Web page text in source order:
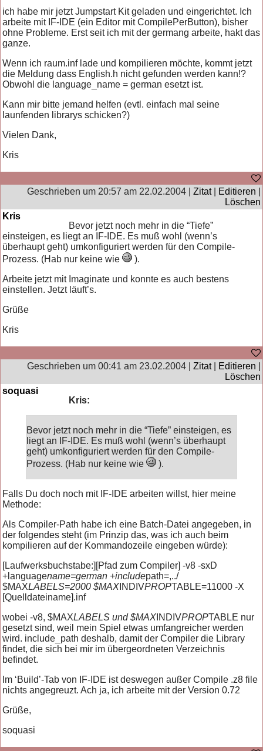
ich habe mir jetzt Jumpstart Kit geladen und eingerichtet. Ich
arbeite mit IF-IDE (ein Editor mit CompilePerButton), bisher
ohne Probleme. Erst seit ich mit der germang arbeite, hakt das
ganze.
Wenn ich raum.inf lade und kompilieren möchte, kommt jetzt
die Meldung dass English.h nicht gefunden werden kann!?
Obwohl die language_name = german esetzt ist.
Kann mir bitte jemand helfen (evtl. einfach mal seine
launfenden librarys schicken?)
Vielen Dank,
Kris
Geschrieben um 20:57 am 22.02.2004 | Zitat| Editieren
Löschen
Kris
Bevor jetzt noch mehr in die “Tiefe”
einsteigen, es liegt an IF-IDE. Es muß wohl (wenn’s
überhaupt geht) umkonfiguriert werden für den Compile-
Prozess. (Hab nur keine wie
).
Arbeite jetzt mit Imaginate und konnte es auch bestens
einstellen. Jetzt läuft’s.
Grüße
Kris
Geschrieben um 00:41 am 23.02.2004 | Zitat| Editieren
Löschen
soquasi
Kris:
Bevor jetzt noch mehr in die “Tiefe” einsteigen, es
liegt an IF-IDE. Es muß wohl (wenn’s überhaupt
geht) umkonfiguriert werden für den Compile-
Prozess. (Hab nur keine wie
).
Falls Du doch noch mit IF-IDE arbeiten willst, hier meine
Methode:
Als Compiler-Path habe ich eine Batch-Datei angegeben, in
der folgendes steht (im Prinzip das, was ich auch beim
kompilieren auf der Kommandozeile eingeben würde):
[Laufwerksbuchstabe:][Pfad zum Compiler] -v8 -sxD
+languagename=german +includepath=,../
$MAXLABELS=2000 $MAX INDIVPROPTABLE=11000 -X
[Quelldateiname].inf
wobei -v8, $MAXLABELS und $MAX INDIVPROPTABLE nur
gesetzt sind, weil mein Spiel etwas umfangreicher werden
wird. include_path deshalb, damit der Compiler die Library
findet, die sich bei mir im übergeordneten Verzeichnis
befindet.
Im ‘Build’-Tab von IF-IDE ist deswegen außer Compile .z8 file
nichts angegreuzt. Ach ja, ich arbeite mit der Version 0.72
Grüße,
soquasi